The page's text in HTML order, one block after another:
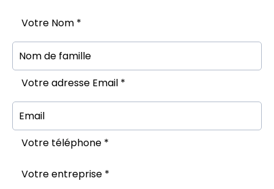
Votre Nom *
Votre adresse Email *
Votre téléphone *
Votre entreprise *